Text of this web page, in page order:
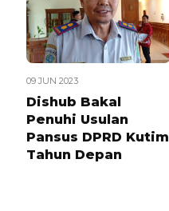
09 JUN 2023
Dishub Bakal
Penuhi Usulan
Pansus DPRD Kutim
Tahun Depan